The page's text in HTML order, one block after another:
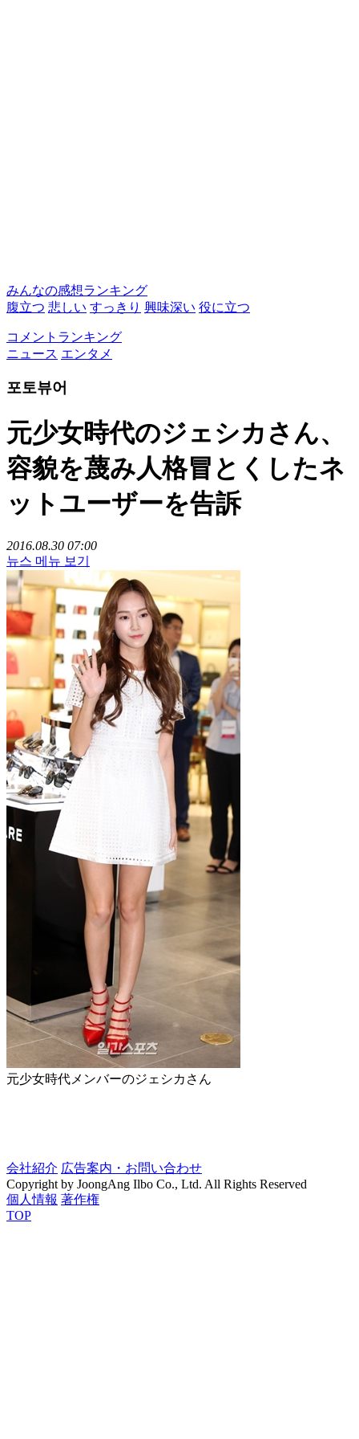
みんなの感想ランキング
腹立つ 悲しい すっきり 興味深い 役に立つ
コメントランキング
ニュース エンタメ
포토뷰어
元少女時代のジェシカさん、
容貌を蔑み人格冒とくしたネ
ットユーザーを告訴
2016.08.30 07:00
뉴스 메뉴 보기
元少女時代メンバーのジェシカさん
会社紹介 広告案内・お問い合わせ
Copyright by JoongAng Ilbo Co., Ltd. All Rights Reserved
個人情報 著作権
TOP